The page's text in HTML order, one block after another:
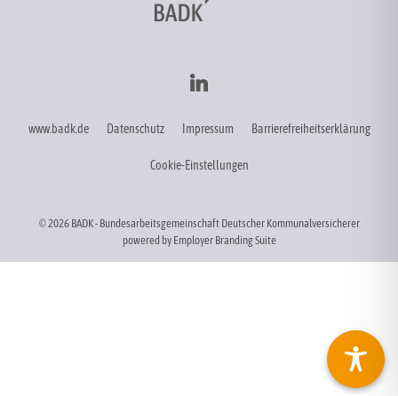
www.badk.de Datenschutz Impressum Barrierefreiheitserklärung
Cookie-Einstellungen
© 2026 BADK - Bundesarbeitsgemeinschaft Deutscher Kommunalversicherer
powered by Employer Branding Suite